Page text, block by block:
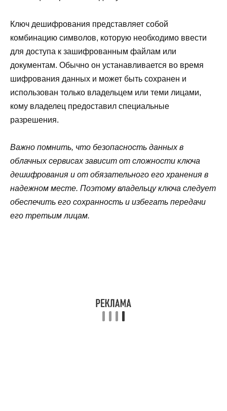
Ключ дешифрования представляет собой
комбинацию символов, которую необходимо ввести
для доступа к зашифрованным файлам или
документам. Обычно он устанавливается во время
шифрования данных и может быть сохранен и
использован только владельцем или теми лицами,
кому владелец предоставил специальные
разрешения.
Важно помнить, что безопасность данных в
облачных сервисах зависит от сложности ключа
дешифрования и от обязательного его хранения в
надежном месте. Поэтому владельцу ключа следует
обеспечить его сохранность и избегать передачи
его третьим лицам.